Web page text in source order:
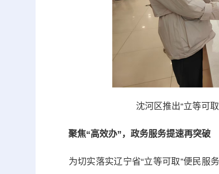
沈河区推出“立等可
聚焦“高效办”，政务服务提速再突破
为切实落实辽宁省“立等可取”便民服